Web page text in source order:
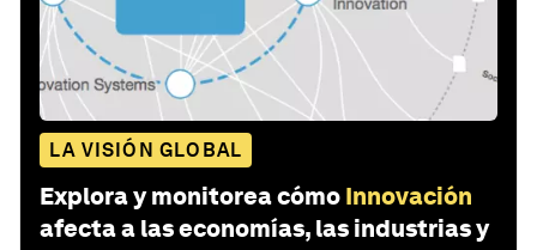
LA VISIÓN GLOBAL
Explora y monitorea cómo Innovación
afecta a las economías, las industrias y